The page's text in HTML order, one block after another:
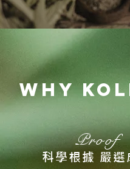
WHY
Proof
科學根據 嚴選